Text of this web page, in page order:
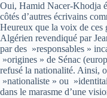
Oui, Hamid Nacer-Khodja
côtés d’autres écrivains
Heureux que la voix de ces
Algérien revendiqué par
par des »responsables »
»origines » de Sénac
refusé la nationalité. Ainsi,
»nationaliste » ou
dans le marasme d’une